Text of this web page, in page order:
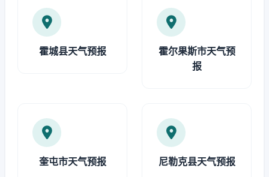
霍城县天气预报
霍尔果斯市天气预
报
奎屯市天气预报 尼勒克县天气预报